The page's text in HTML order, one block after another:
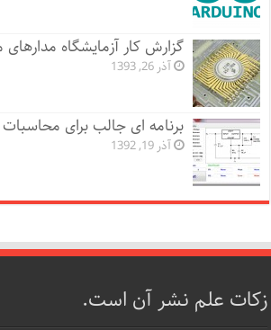
گزارش کار آزمایشگاه
آذر 26, 1393
برنامه ای جالب برای محاسبات
آذر 19, 1392
زکات علم نشر آن است.